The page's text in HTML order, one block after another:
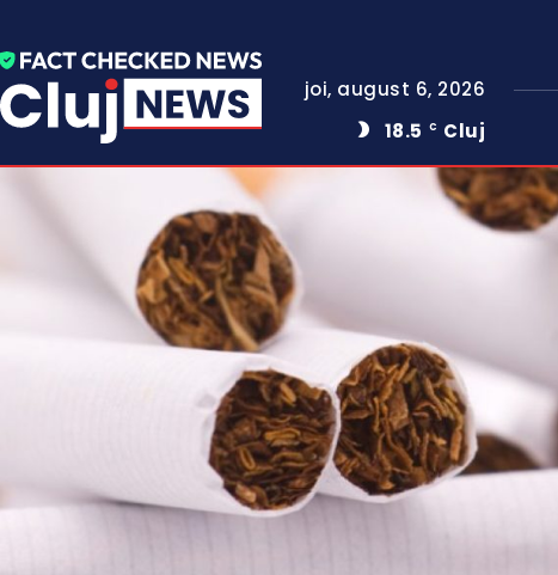
joi, august 6, 2026
18.5
C Cluj